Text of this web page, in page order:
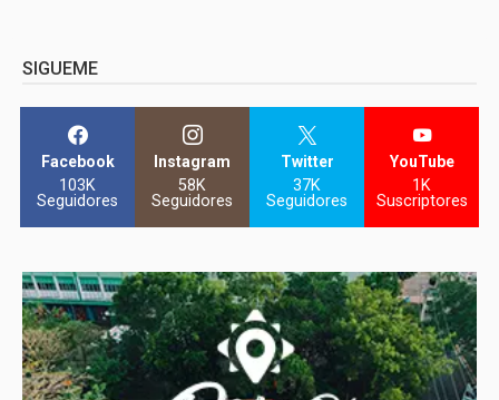
SIGUEME
Facebook
103K
Seguidores
Instagram
58K
Seguidores
Twitter
37K
Seguidores
YouTube
1K
Suscriptores